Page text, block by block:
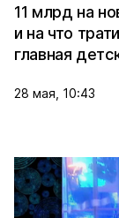
11 млрд на
и на что
главная
28 мая, 10:43